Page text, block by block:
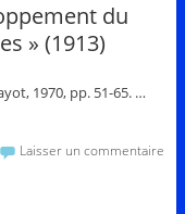
du
» (1913)
1970, pp. 51-65. …
Laisser un commentaire